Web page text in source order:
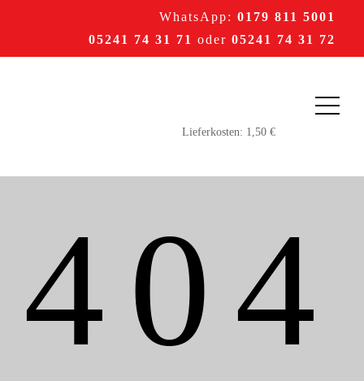
WhatsApp: 0179 811 5001
05241 74 31 71 oder 05241 74 31 72
404